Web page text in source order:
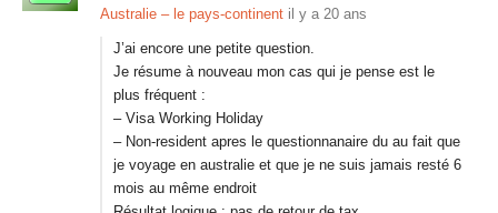
Australie – le pays-continent il y a 20 ans
J’ai encore une petite question.
Je résume à nouveau mon cas qui je pense est le
plus fréquent :
– Visa Working Holiday
– Non-resident apres le questionnanaire du au fait que
je voyage en australie et que je ne suis jamais resté 6
mois au même endroit